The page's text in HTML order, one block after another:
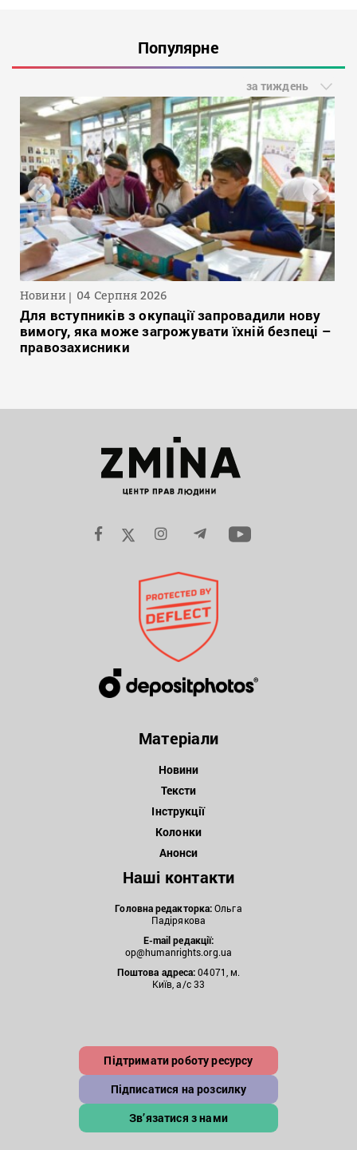
Популярне
за тиждень
Новини 04 Серпня 2026
Для вступників з окупації запровадили нову
вимогу, яка може загрожувати їхній безпеці –
правозахисники
Матеріали
Новини
Тексти
Інструкції
Колонки
Анонси
Наші контакти
Головна редакторка:Ольга
Падірякова
E-mail редакції:
op@humanrights.org.ua
Поштова адреса:04071, м.
Київ, а/с 33
Підтримати роботу ресурсу
Підписатися на розсилку
Зв’язатися з нами